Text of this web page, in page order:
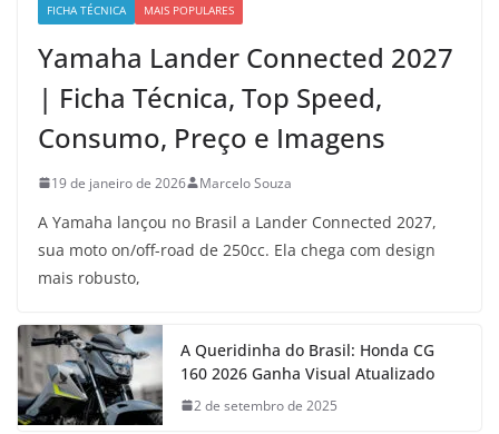
FICHA TÉCNICA MAIS POPULARES
Yamaha Lander Connected 2027
| Ficha Técnica, Top Speed,
Consumo, Preço e Imagens
19 de janeiro de 2026 Marcelo Souza
A Yamaha lançou no Brasil a Lander Connected 2027,
sua moto on/off-road de 250cc. Ela chega com design
mais robusto,
A Queridinha do Brasil: Honda CG
160 2026 Ganha Visual Atualizado
2 de setembro de 2025